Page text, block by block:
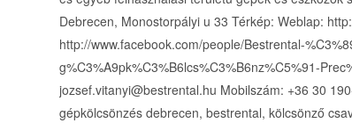
Debrecen, Monostorpályi u 33 Térkép: Weblap:
http://www.facebook.com/people/Bestrental-
g%C3%A9pk%C3%B6lcs%C3%B6nz%C5%91-
jozsef.vitanyi@bestrental.hu Mobilszám: +36 30
gépkölcsönzés debrecen, bestrental, kölcsönző